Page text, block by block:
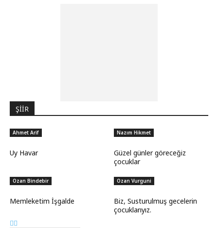
ŞİİR
Ahmet Arif
Uy Havar
Nazım Hikmet
Güzel günler göreceğiz
çocuklar
Ozan Bindebir
Memleketim İşgalde
Ozan Vurguni
Biz, Susturulmuş gecelerin
çocuklarıyız.